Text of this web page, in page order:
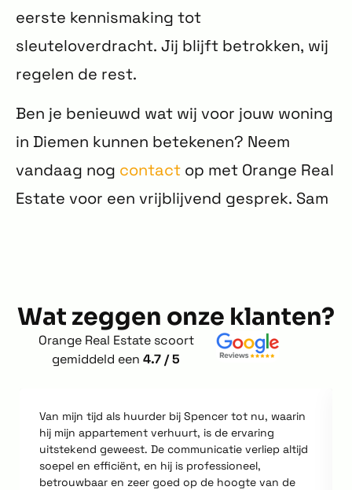
eerste kennismaking tot
sleuteloverdracht. Jij blijft betrokken, wij
regelen de rest.
Ben je benieuwd wat wij voor jouw woning
in Diemen kunnen betekenen? Neem
vandaag nog contact op met Orange Real
Estate voor een vrijblijvend gesprek. Sam
Wat zeggen onze klanten?
Orange Real Estate scoort
gemiddeld een 4.7 / 5
Van mijn tijd als huurder bij Spencer tot nu, waarin
hij mijn appartement verhuurt, is de ervaring
uitstekend geweest. De communicatie verliep altijd
soepel en efficiënt, en hij is professioneel,
betrouwbaar en zeer goed op de hoogte van de